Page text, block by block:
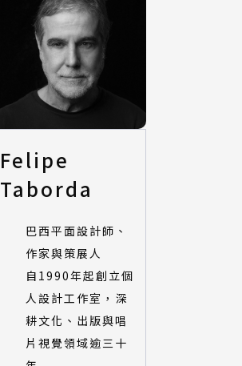
Felipe
Taborda
巴西平面設計師、
作家與策展人
自1990年起創立個
人設計工作室，深
耕文化、出版與唱
片視覺領域逾三十